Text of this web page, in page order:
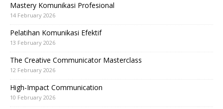
Mastery Komunikasi Profesional
14 February 2026
Pelatihan Komunikasi Efektif
13 February 2026
The Creative Communicator Masterclass
12 February 2026
High-Impact Communication
10 February 2026